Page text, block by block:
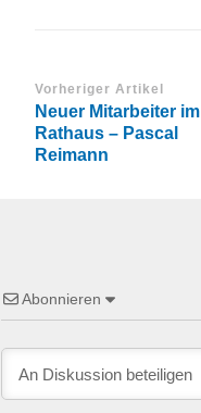
Vorheriger Artikel
Neuer Mitarbeiter im
Rathaus – Pascal
Reimann
Abonnieren